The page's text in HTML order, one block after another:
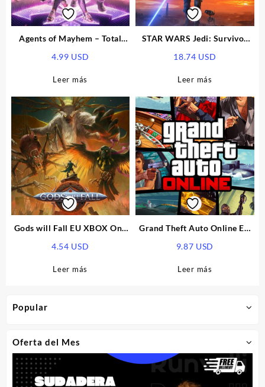
Popular
Oferta del Mes
Agents of Mayhem – Total
One/XBOX Series X|S CD Key
4.99 USD
Leer más
STAR WARS Jedi: Survivor
18.74 USD
Leer más
Gods will Fall EU XBOX One
4.54 USD
Leer más
Grand Theft Auto Online EU
9.87 USD
Leer más